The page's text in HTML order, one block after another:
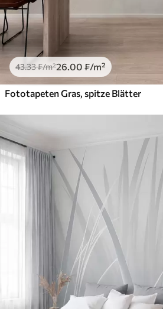
43.33₣/m²26.00 ₣/m²
Fototapeten Gras, spitze Blätter